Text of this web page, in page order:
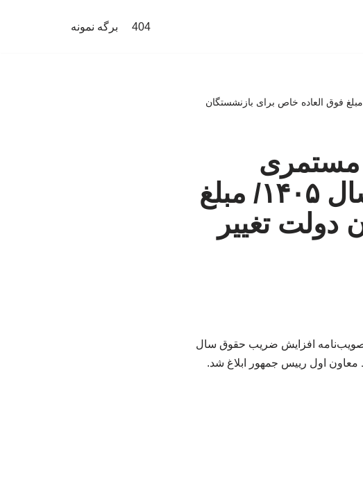
404 برگه نمونه
جدید در افزایش حقوق و مستمری بازنشستگان و کارکنان دولت در سال ۱۴۰۵/ مبلغ فوق العاده خاص برای بازنشستگان
مستمری
بازنشستگان و کارکنان دولت در سال ۱۴۰۵/ مبلغ
دولت تغییر
مصوب جلسه مورخ ۱۴۰۵/۰۳/۳۱ هیات وزیران درخصوص «اصلاح بند ۱۲ تصویب‌نامه افزایش ضریب حقوق سال